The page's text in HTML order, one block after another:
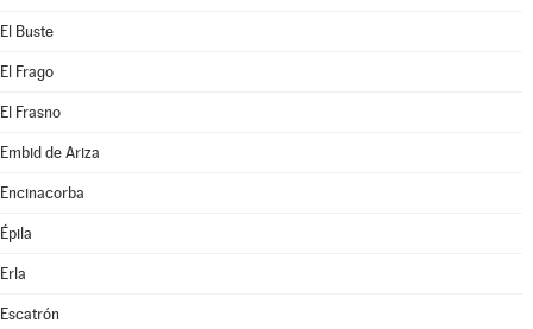
El Buste
El Frago
El Frasno
Embid de Ariza
Encinacorba
Épila
Erla
Escatrón